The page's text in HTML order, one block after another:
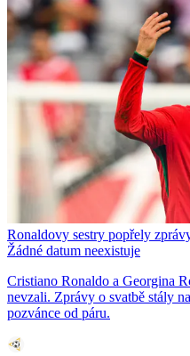
Ronaldovy sestry popřely
Žádné datum neexistuje
Cristiano Ronaldo a Georgina
nevzali. Zprávy o svatbě stály
pozvánce od páru.